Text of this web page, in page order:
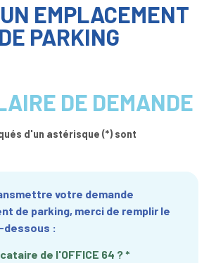
EMPLACEMENT
DE PARKING
DE DEMANDE
d'un astérisque (*) sont
votre demande
de parking, merci de remplir le
:
de l'OFFICE 64 ?*